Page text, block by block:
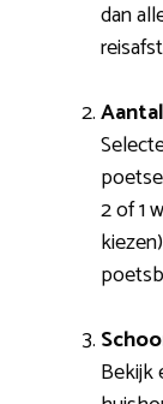
dan
2 of 1
Bekijk